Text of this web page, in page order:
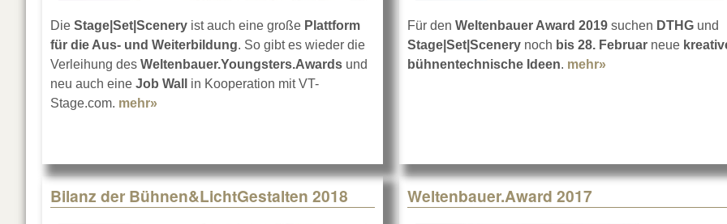
Die Stage|Set|Scenery ist auch eine große Plattform
für die Aus- und Weiterbildung. So gibt es wieder die
Verleihung des Weltenbauer.Youngsters.Awards und
neu auch eine Job Wall
in Kooperation mit VT-
Stage.com. mehr»
Für den Weltenbauer Award 2019 suchen DTHG und
Stage|Set|Scenery noch bis 28. Februar neue
bühnentechnische Ideen. mehr»
Bilanz der Bühnen&LichtGestalten 2018 Weltenbauer.Award 2017